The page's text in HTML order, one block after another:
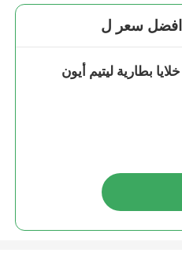
سعر ل
بطارية ليتيم أيون